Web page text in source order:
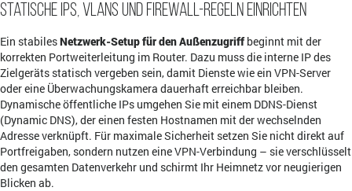
Statische IPs, VLANs und Firewall-Regeln einrichten
Ein stabilesNetzwerk-Setup für den Außenzugriffbeginnt mit der
korrekten Portweiterleitung im Router. Dazu muss die interne IP des
Zielgeräts statisch vergeben sein, damit Dienste wie ein VPN-Server
oder eine Überwachungskamera dauerhaft erreichbar bleiben.
Dynamische öffentliche IPs umgehen Sie mit einem DDNS-Dienst
(Dynamic DNS), der einen festen Hostnamen mit der wechselnden
Adresse verknüpft. Für maximale Sicherheit setzen Sie nicht direkt auf
Portfreigaben, sondern nutzen eine VPN-Verbindung – sie verschlüsselt
den gesamten Datenverkehr und schirmt Ihr Heimnetz vor neugierigen
Blicken ab.